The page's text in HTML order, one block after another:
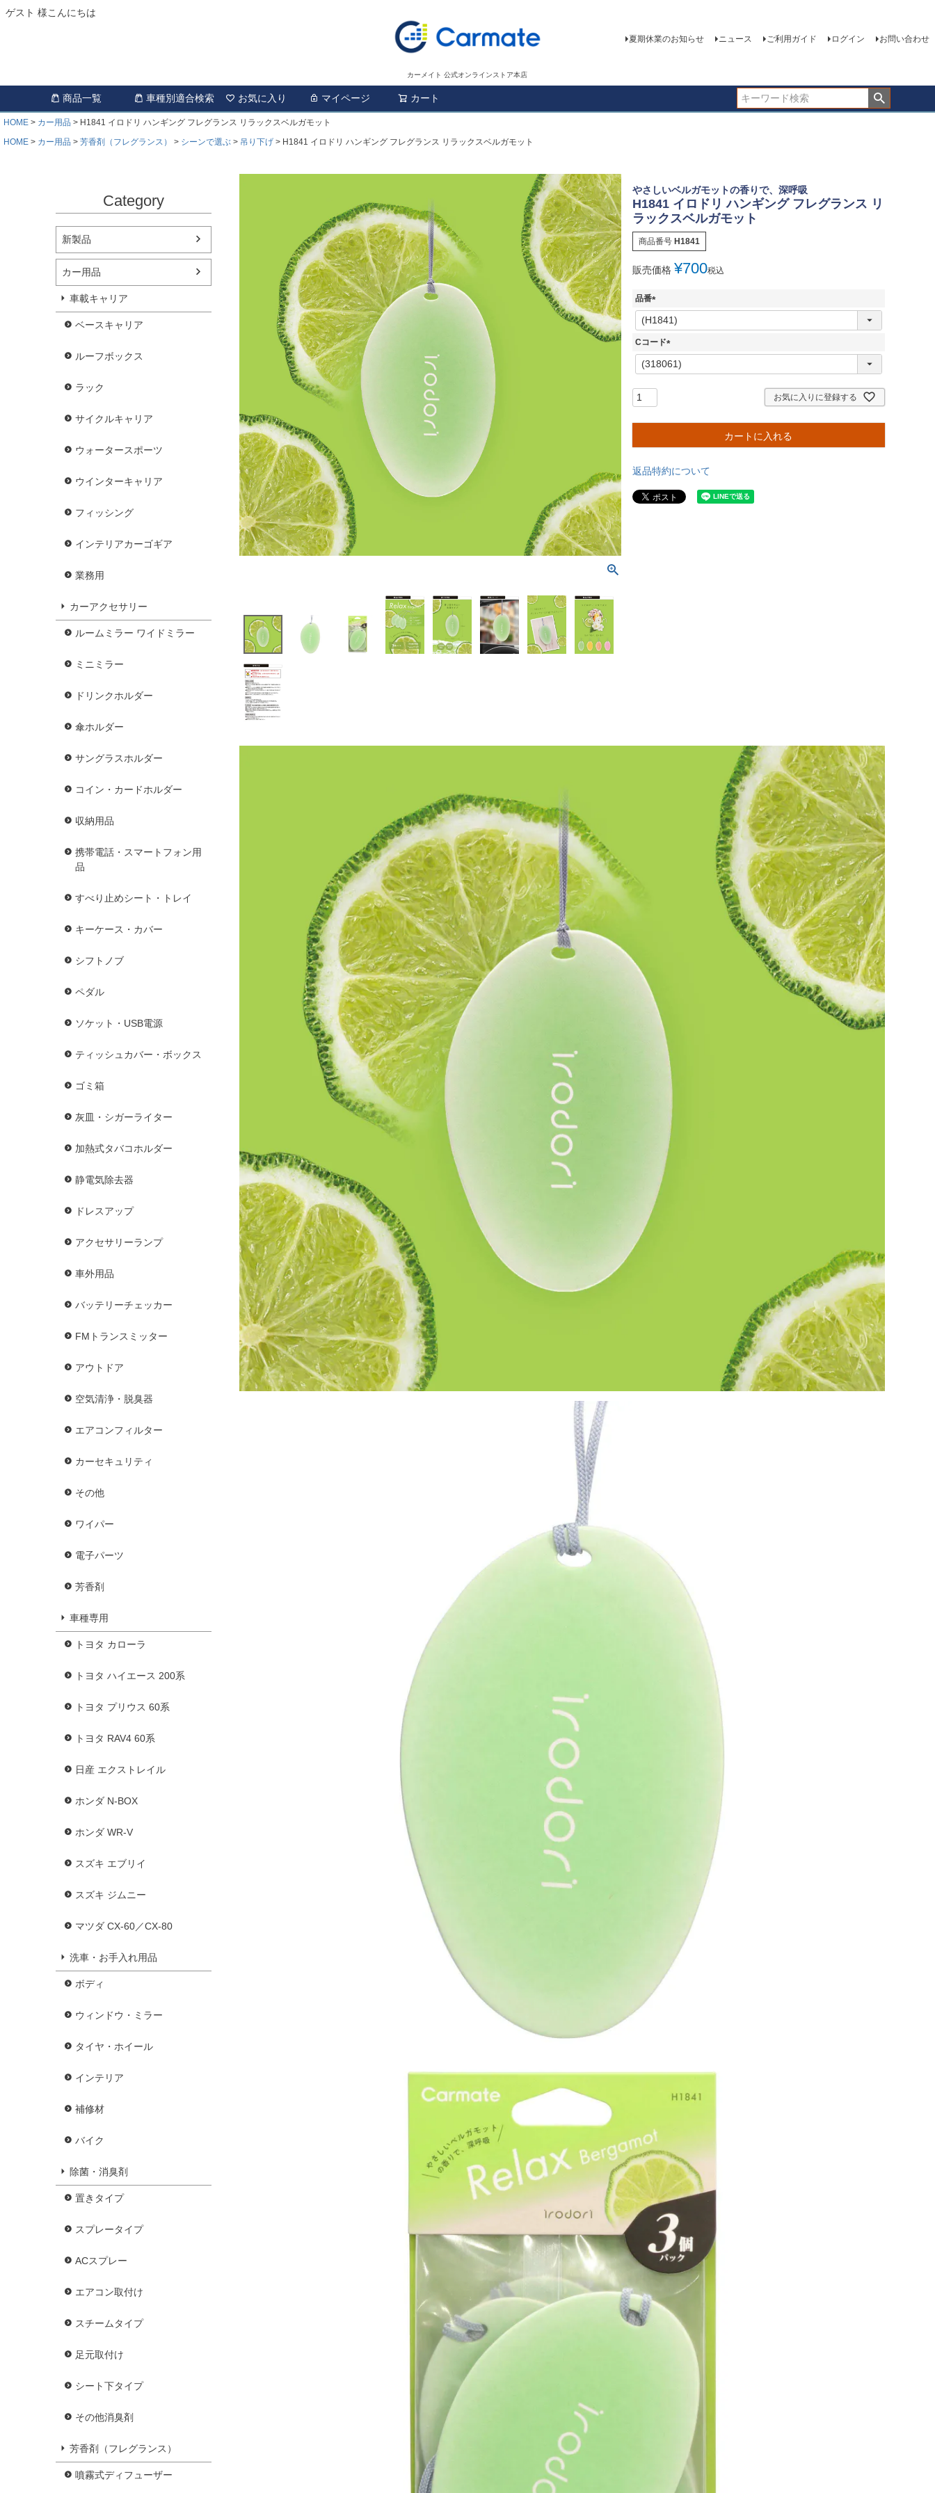
ゲスト 様こんにちは
カーメイト 公式オンラインストア本店
夏期休業のお知らせ ニュース ご利用ガイド ログイン お問い合わせ
商品一覧 車種別適合検索 お気に入り マイページ カート
HOME カー用品
H1841 イロドリ ハンギング フレグランス リラックスベルガモット
HOME
カー用品 芳香剤（フレグランス） シーンで選ぶ 吊り下げ H1841 イロドリ ハンギング フレグランス リラックスベルガモット
Category
新製品
カー用品
車載キャリア
ベースキャリア
ルーフボックス
ラック
サイクルキャリア
ウォータースポーツ
ウインターキャリア
フィッシング
インテリアカーゴギア
業務用
カーアクセサリー
ルームミラー ワイドミラー
ミニミラー
ドリンクホルダー
傘ホルダー
サングラスホルダー
コイン・カードホルダー
収納用品
携帯電話・スマートフォン用
品
すべり止めシート・トレイ
キーケース・カバー
シフトノブ
ペダル
ソケット・USB電源
ティッシュカバー・ボックス
ゴミ箱
灰皿・シガーライター
加熱式タバコホルダー
静電気除去器
ドレスアップ
アクセサリーランプ
車外用品
バッテリーチェッカー
FMトランスミッター
アウトドア
空気清浄・脱臭器
エアコンフィルター
カーセキュリティ
その他
ワイパー
電子パーツ
芳香剤
車種専用
トヨタ カローラ
トヨタ ハイエース 200系
トヨタ プリウス 60系
トヨタ RAV4 60系
日産 エクストレイル
ホンダ N-BOX
ホンダ WR-V
スズキ エブリイ
スズキ ジムニー
マツダ CX-60／CX-80
洗車・お手入れ用品
ボディ
ウィンドウ・ミラー
タイヤ・ホイール
インテリア
補修材
バイク
除菌・消臭剤
置きタイプ
スプレータイプ
ACスプレー
エアコン取付け
スチームタイプ
足元取付け
シート下タイプ
その他消臭剤
芳香剤（フレグランス）
噴霧式ディフューザー
やさしいベルガモットの香りで、深呼吸
H1841 イロドリ ハンギング フレグランス リ
ラックスベルガモット
商品番号 H1841
販売価格 ¥700税込
品番
(
必
須
Cコード
(
必
お気に入りに登録する
カートに入れる
返品特約について